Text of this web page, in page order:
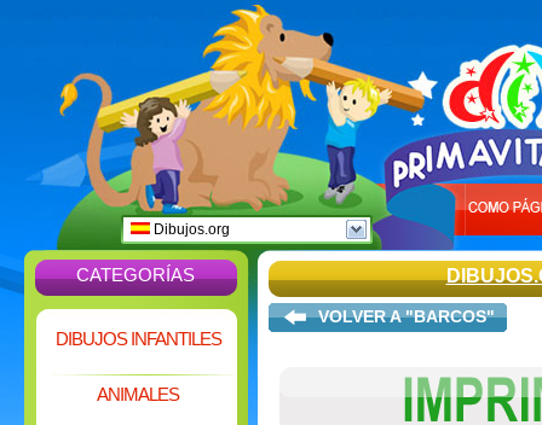
Dibujos.org
CATEGORÍAS
DIBUJOS INFANTILES
ANIMALES
VOLVER A "BARCOS"